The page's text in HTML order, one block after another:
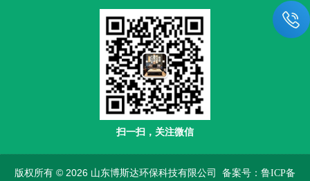
扫一扫，关注微信
版权所有 © 2026 山东博斯达环保科技有限公司 备案号：鲁ICP备